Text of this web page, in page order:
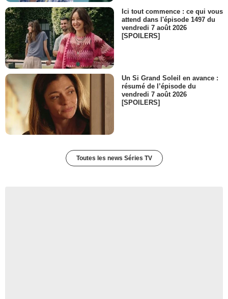
Ici tout commence : ce qui vous
attend dans l'épisode 1497 du
vendredi 7 août 2026
[SPOILERS]
Un Si Grand Soleil en avance :
résumé de l’épisode du
vendredi 7 août 2026
[SPOILERS]
Toutes les news Séries TV